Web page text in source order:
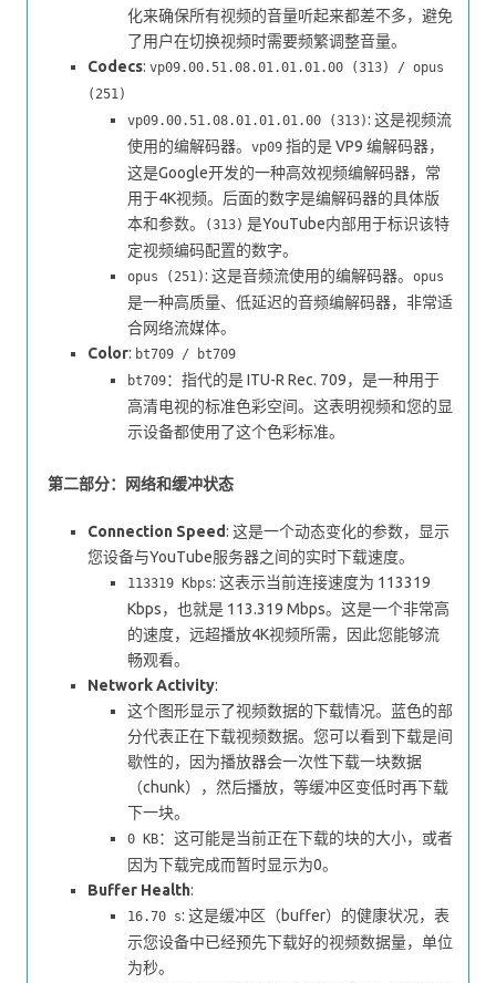
化来确保所有视频的音量听起来都差不多，避免
了用户在切换视频时需要频繁调整音量。
Codecs: vp09.00.51.08.01.01.01.00 (313) / opus
(251)
vp09.00.51.08.01.01.01.00 (313): 这是视频流
使用的编解码器。 vp09指的是 VP9 编解码器，
这是Google开发的一种高效视频编解码器，常
用于4K视频。后面的数字是编解码器的具体版
本和参数。
(313) 是YouTube内部用于标识该特
定视频编码配置的数字。
opus (251): 这是音频流使用的编解码器。 opus
是一种高质量、低延迟的音频编解码器，非常适
合网络流媒体。
Color: bt709 / bt709
bt709：指代的是 ITU-R Rec. 709，是一种用于
高清电视的标准色彩空间。这表明视频和您的显
示设备都使用了这个色彩标准。
第二部分：网络和缓冲状态
Connection Speed: 这是一个动态变化的参数，显示
您设备与YouTube服务器之间的实时下载速度。
113319 Kbps: 这表示当前连接速度为 113319
Kbps，也就是 113.319 Mbps。这是一个非常高
的速度，远超播放4K视频所需，因此您能够流
畅观看。
Network Activity:
这个图形显示了视频数据的下载情况。蓝色的部
分代表正在下载视频数据。您可以看到下载是间
歇性的，因为播放器会一次性下载一块数据
（chunk），然后播放，等缓冲区变低时再下载
下一块。
0 KB：这可能是当前正在下载的块的大小，或者
因为下载完成而暂时显示为0。
Buffer Health:
16.70 s: 这是缓冲区（buffer）的健康状况，表
示您设备中已经预先下载好的视频数据量，单位
为秒。